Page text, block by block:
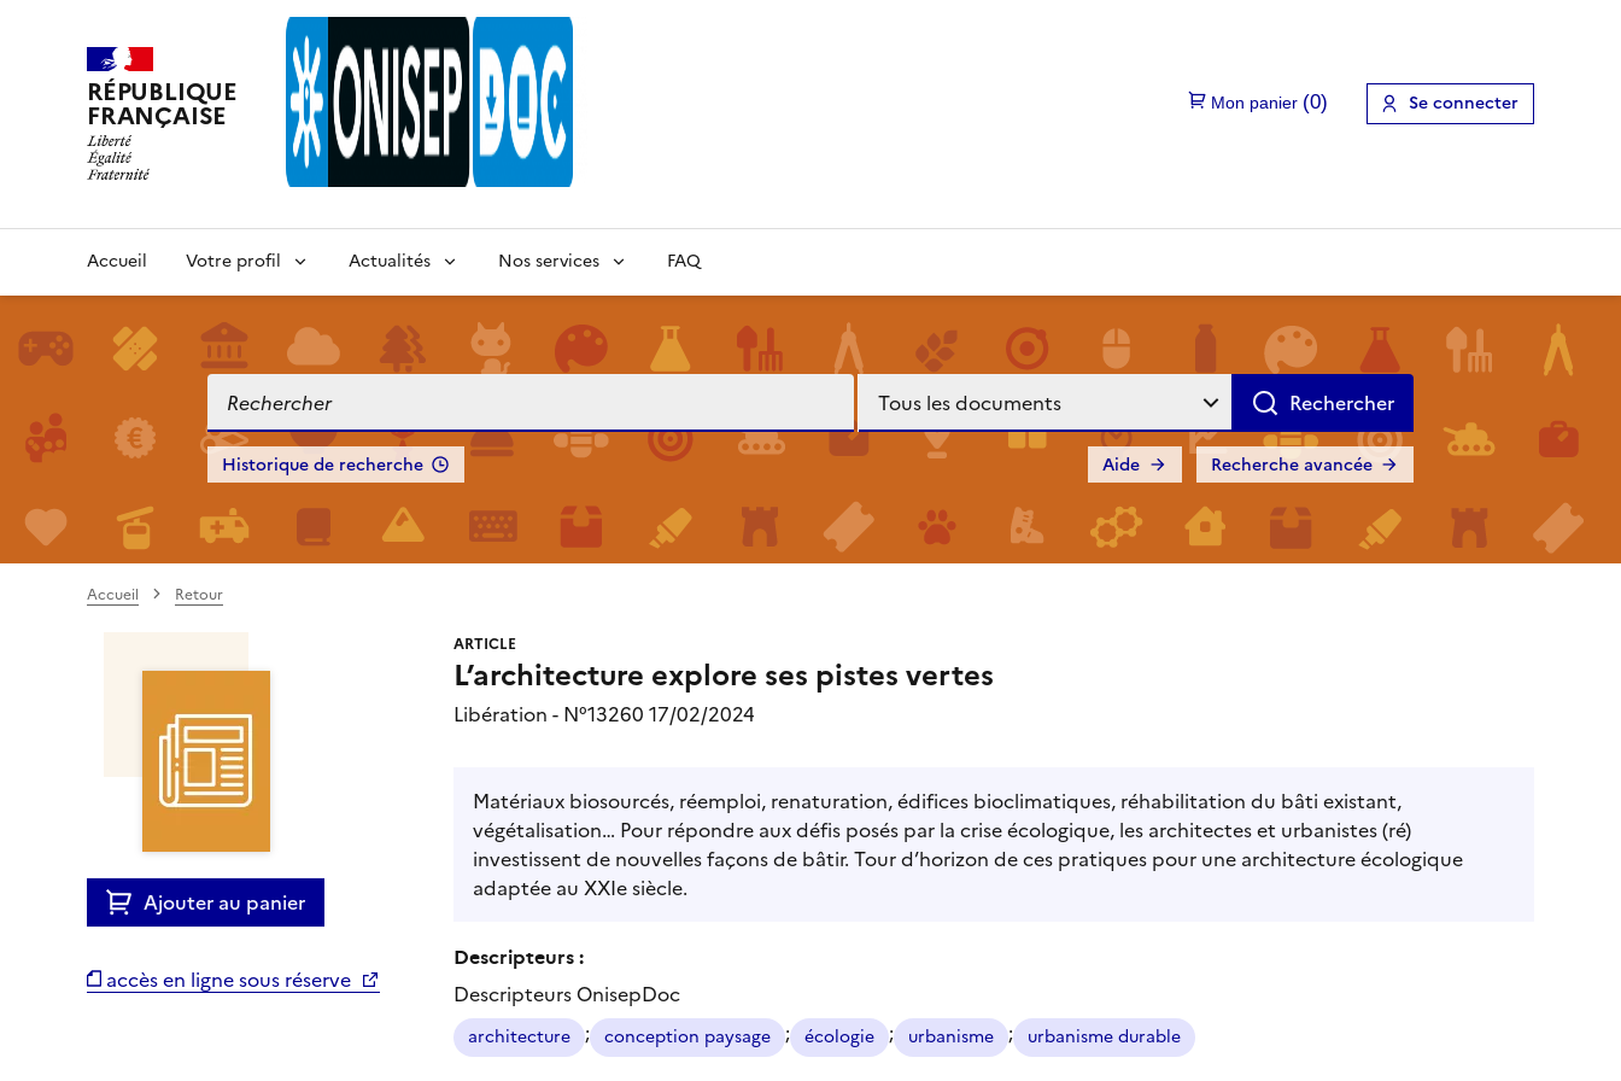
RÉPUBLIQUE
FRANÇAISE Se connecter
Accueil Votre profil Actualités Nos services FAQ
Historique de recherche Recherche avancée
Aide
Accueil Retour
Ajouter au panier
accès en ligne sous réserve
ARTICLE
L’architecture explore ses pistes vertes
Libération - N°13260 17/02/2024
Matériaux biosourcés, réemploi, renaturation, édifices bioclimatiques, réhabilitation du bâti existant,
végétalisation… Pour répondre aux défis posés par la crise écologique, les architectes et urbanistes (ré)
investissent de nouvelles façons de bâtir. Tour d’horizon de ces pratiques pour une architecture écologique
adaptée au XXIe siècle.
Descripteurs :
Descripteurs OnisepDoc
architecture ; conception paysage ; écologie ; urbanisme ; urbanisme durable